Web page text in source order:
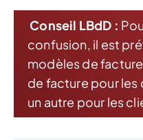
Conseil LBdD :
confusion, il est
modèles de
de facture pour
un autre pour les